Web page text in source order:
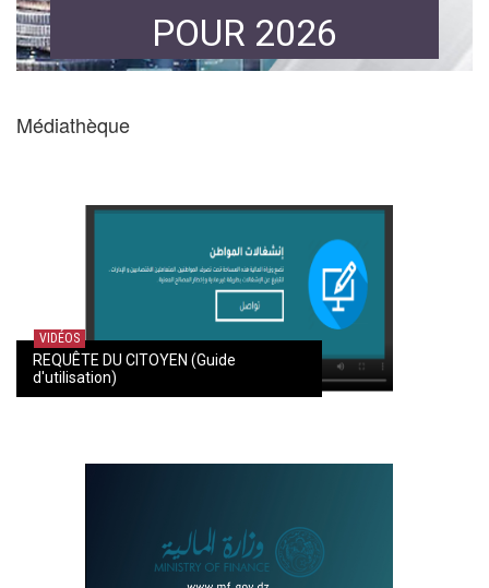
POUR 2026
Médiathèque
VIDÉOS
REQUÊTE DU CITOYEN (Guide
d'utilisation)